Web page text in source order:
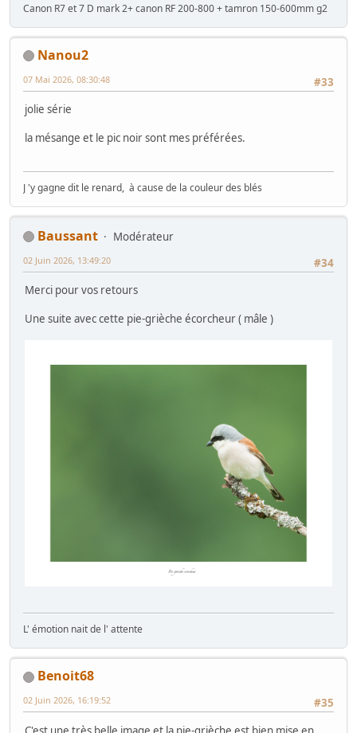
Canon R7 et 7 D mark 2+ canon RF 200-800 + tamron 150-600mm g2
Nanou2
#33
07 Mai 2026, 08:30:48
jolie série
la mésange et le pic noir sont mes préférées.
J 'y gagne dit le renard, à cause de la couleur des blés
Baussant
Modérateur
#34
02 Juin 2026, 13:49:20
Merci pour vos retours
Une suite avec cette pie-grièche écorcheur ( mâle )
L' émotion nait de l' attente
Benoit68
#35
02 Juin 2026, 16:19:52